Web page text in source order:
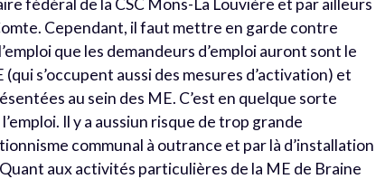
fédéral de la CSC Mons-La Louvière et par ailleurs
Cependant, il faut mettre en garde contre
que les demandeurs d’emploi auront sont le
s’occupent aussi des mesures d’activation) et
au sein des ME. C’est en quelque sorte
Il y a aussiun risque de trop grande
communal à outrance et par là d’installation
aux activités particulières de la ME de Braine